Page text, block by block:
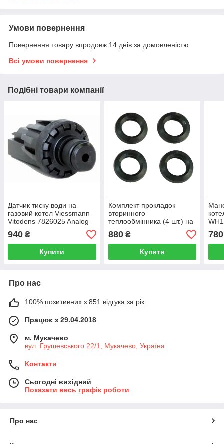
Умови повернення
Повернення товару впродовж 14 днів за домовленістю
Всі умови повернення
Подібні товари компанії
Датчик тиску води на
газовий котел Viessmann
Vitodens 7826025 Analog
940 ₴
Купити
Комплект прокладок
вторинного
теплообмінника (4 шт.) на
газовий котел Viessmann
7827933
880₴
Купити
780
Про нас
100% позитивних з 851 відгука за рік
Працює з 29.04.2018
м. Мукачево
вул. Грушевського 22/1, Мукачево, Україна
Контакти
Сьогодні вихідний
Показати весь графік роботи
Про нас